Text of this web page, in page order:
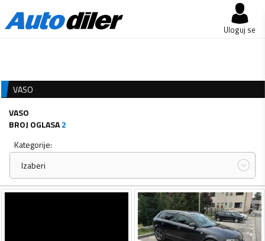
Uloguj se
VASO
VASO
BROJ OGLASA2
Kategorije:
Izaberi